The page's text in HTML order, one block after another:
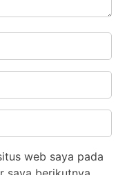
web saya pada